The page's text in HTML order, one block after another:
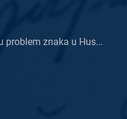
problem znaka u Hus...